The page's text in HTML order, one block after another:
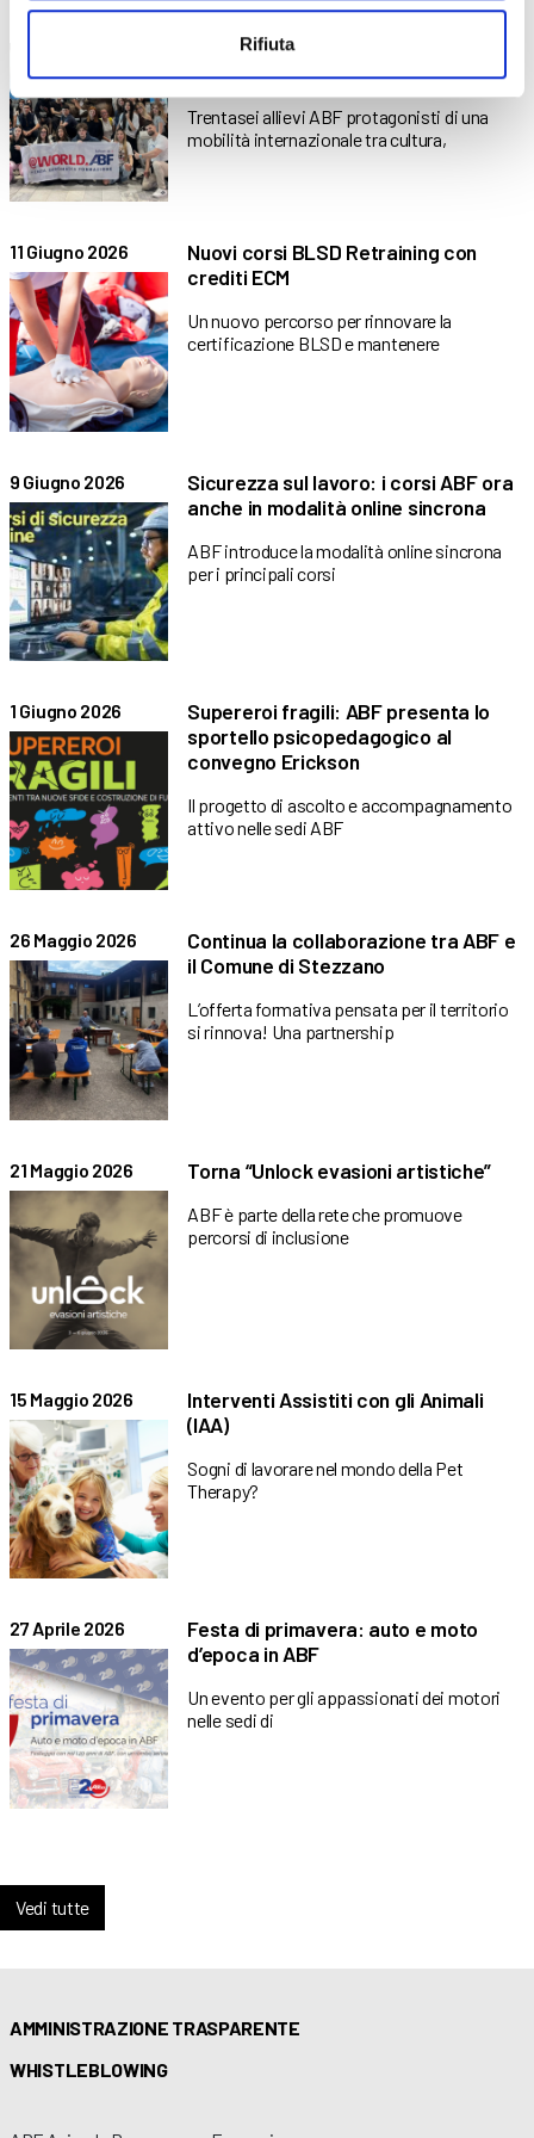
Rifiuta
12 Giugno 2026
internazionale di crescita, scoperta
e formazione
Trentasei allievi ABF protagonisti di una
mobilità internazionale tra cultura,
11 Giugno 2026
Nuovi corsi BLSD Retraining con
crediti ECM
Un nuovo percorso per rinnovare la
certificazione BLSD e mantenere
9 Giugno 2026
Sicurezza sul lavoro: i corsi ABF ora
anche in modalità online sincrona
ABF introduce la modalità online sincrona
per i principali corsi
1 Giugno 2026
Supereroi fragili: ABF presenta lo
sportello psicopedagogico al
convegno Erickson
Il progetto di ascolto e accompagnamento
attivo nelle sedi ABF
26 Maggio 2026
Continua la collaborazione tra ABF e
il Comune di Stezzano
L’offerta formativa pensata per il territorio
si rinnova! Una partnership
21 Maggio 2026 Torna “Unlock evasioni artistiche”
ABF è parte della rete che promuove
percorsi di inclusione
15 Maggio 2026
Interventi Assistiti con gli Animali
(IAA)
Sogni di lavorare nel mondo della Pet
Therapy?
27 Aprile 2026
Festa di primavera: auto e moto
d’epoca in ABF
Un evento per gli appassionati dei motori
nelle sedi di
Vedi tutte
AMMINISTRAZIONE TRASPARENTE
WHISTLEBLOWING